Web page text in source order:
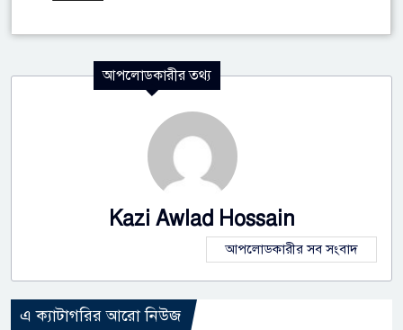
আপলোডকারীর তথ্য
Kazi Awlad Hossain
আপলোডকারীর সব সংবাদ
এ ক্যাটাগরির আরো নিউজ